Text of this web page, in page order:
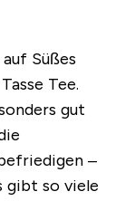
Süßes
Tee.
gut
–
gibt so viele